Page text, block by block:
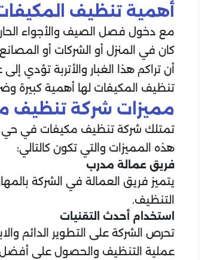
أهمية تنظيف
مع دخول فصل الصيف والأجواء
كان في المنزل أو الشركات أو
أن تراكم هذا الغبار والأتربة تؤدي
تنظيف المكيفات لها أهمية كبيرة
مميزات شركة تنظيف
تمتلك شركة تنظيف مكيفات في حي
هذه المميزات والتي تكون كالتالي:
فريق عمالة مدرب
يتميز فريق العمالة في الشركة
التنظيف.
استخدام أحدث التقنيات
تحرص الشركة على التطوير الدائم
عملية التنظيف والحصول على أفضل